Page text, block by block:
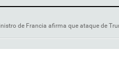
de Francia afirma que ataque de